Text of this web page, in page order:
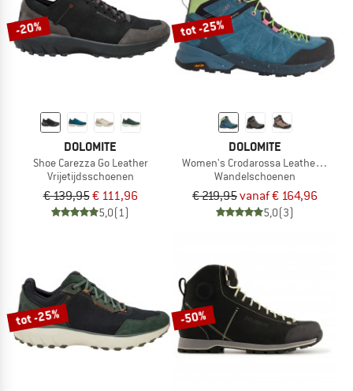
-20%
DOLOMITE
Shoe Carezza Go Leather
Vrijetijdsschoenen
€ 139,95€ 111,96
5,0(1)
tot -25%
DOLOMITE
Women's Crodarossa Leather High
Wandelschoenen
€ 219,95vanaf € 164,96
5,0(3)
tot -25% -50%